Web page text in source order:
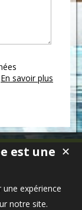
En savoir plus
✕
est une
expérience
notre site.